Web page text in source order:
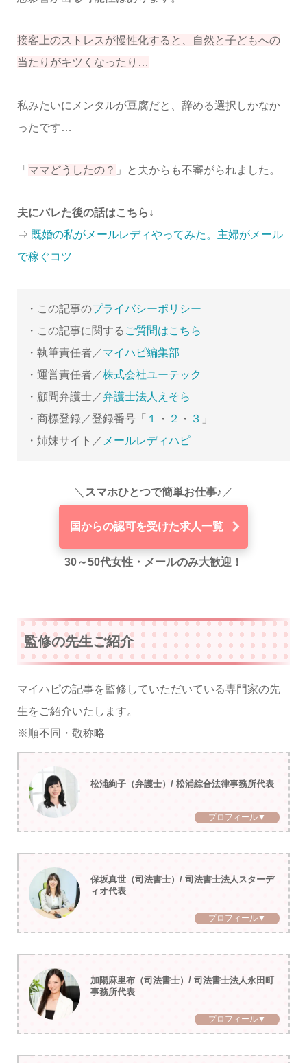
接客上のストレスが慢性化すると、自然と子どもへの
当たりがキツくなったり…
私みたいにメンタルが豆腐だと、辞める選択しかなか
ったです…
「 ママどうしたの？ 」と夫からも不審がられました。
夫にバレた後の話はこちら↓
⇒ 既婚の私がメールレディやってみた。主婦がメール
で稼ぐコツ
・この記事のプライバシーポリシー
・この記事に関する ご質問はこちら
・執筆責任者／マイハピ編集部
・運営責任者／株式会社ユーテック
・顧問弁護士／弁護士法人えそら
・商標登録／登録番号「 １ ・ ２ ・ ３ 」
・姉妹サイト／ メールレディハピ
＼ スマホひとつで簡単お仕事♪ ／
国からの認可を受けた求人一覧
30～50代女性・メールのみ大歓迎！
監修の先生ご紹介
マイハピの記事を監修していただいている専門家の先
生をご紹介いたします。
※順不同・敬称略
松浦絢子（弁護士）/ 松浦綜合法律事務所代表
プロフィール▼
保坂真世（司法書士）/ 司法書士法人スターデ
ィオ代表
プロフィール▼
加陽麻里布（司法書士）/ 司法書士法人永田町
事務所代表
プロフィール▼